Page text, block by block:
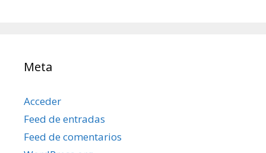
Meta
Acceder
Feed de entradas
Feed de comentarios